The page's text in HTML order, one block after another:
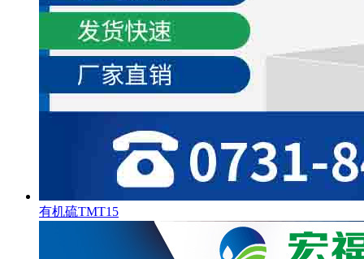
有机硫TMT15